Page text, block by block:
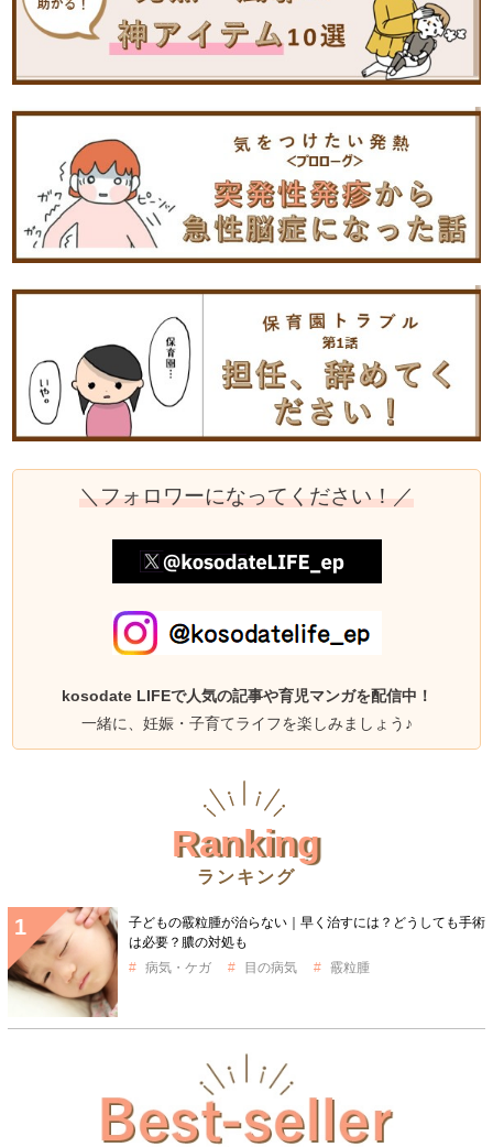
＼フォロワーになってください！／
kosodate LIFEで人気の記事や育児マンガを配信中！
一緒に、妊娠・子育てライフを楽しみましょう♪
Ranking
ランキング
子どもの霰粒腫が治らない｜早く治すには？どうしても手術
は必要？膿の対処も
病気・ケガ
目の病気 霰粒腫